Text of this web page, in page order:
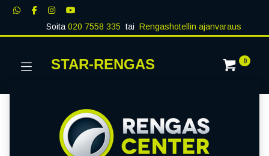
Soita020 7558 335 tai Rengashotellin ajanvaraus
STAR-RENGAS 0